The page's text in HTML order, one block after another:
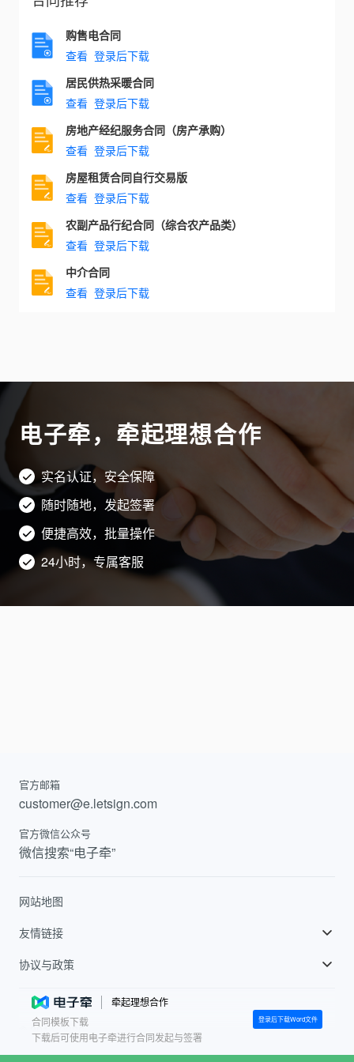
牵起理想合作
合同模板下载
下载后可使用电子牵进行合同发起与签署
登录后下载Word文件
购售电合同
查看 登录后下载
居民供热采暖合同
查看 登录后下载
房地产经纪服务合同（房产承购）
查看 登录后下载
房屋租赁合同自行交易版
查看 登录后下载
农副产品行纪合同（综合农产品类）
查看 登录后下载
中介合同
查看 登录后下载
电子牵，牵起理想合作
实名认证，安全保障
随时随地，发起签署
便捷高效，批量操作
24小时，专属客服
官方邮箱
customer@e.letsign.com
官方微信公众号
微信搜索“电子牵”
网站地图
友情链接
飞书
巨量引擎
抖音
火山小视频
协议与政策
电子牵用户协议
电子牵服务等级协议
隐私政策
© 2014-2026